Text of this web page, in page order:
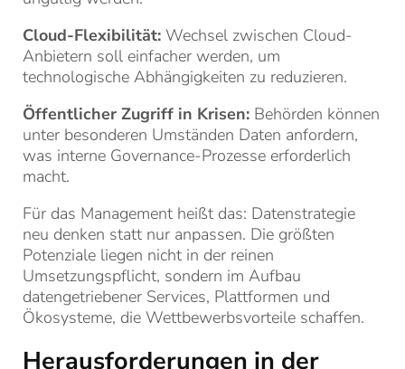
Cloud-Flexibilität: Wechsel zwischen Cloud-
Anbietern soll einfacher werden, um
technologische Abhängigkeiten zu reduzieren.
Öffentlicher Zugriff in Krisen: Behörden können
unter besonderen Umständen Daten anfordern,
was interne Governance-Prozesse erforderlich
macht.
Für das Management heißt das: Datenstrategie
neu denken statt nur anpassen. Die größten
Potenziale liegen nicht in der reinen
Umsetzungspflicht, sondern im Aufbau
datengetriebener Services, Plattformen und
Ökosysteme, die Wettbewerbsvorteile schaffen.
Herausforderungen in der